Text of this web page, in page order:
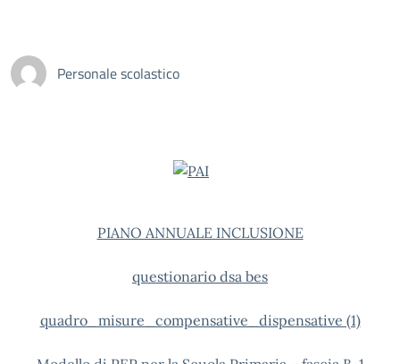
Personale scolastico
PIANO ANNUALE INCLUSIONE
questionario dsa bes
quadro_misure_compensative_dispensative (1)